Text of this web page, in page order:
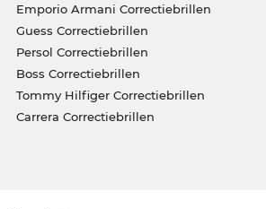
Emporio Armani Correctiebrillen
Guess Correctiebrillen
Persol Correctiebrillen
Boss Correctiebrillen
Tommy Hilfiger Correctiebrillen
Carrera Correctiebrillen